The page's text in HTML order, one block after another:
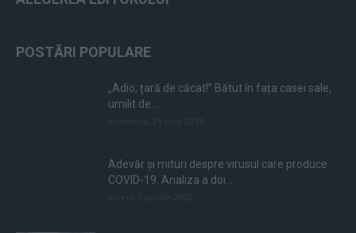
POSTĂRI POPULARE
„Adio, țară de căcat!” Bătut în fața casei sale,
umilit de...
Adevăr și mituri despre virusul care produce
COVID-19. Analiza a doi...